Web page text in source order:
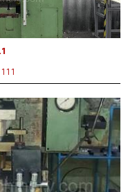
mm
mm
mm
kg